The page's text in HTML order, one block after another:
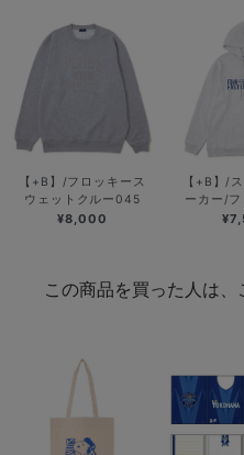
【+B】/フロッキース
ウェットクルー045
¥8,000
【+B】/
ーカー/
この商品を買った人は